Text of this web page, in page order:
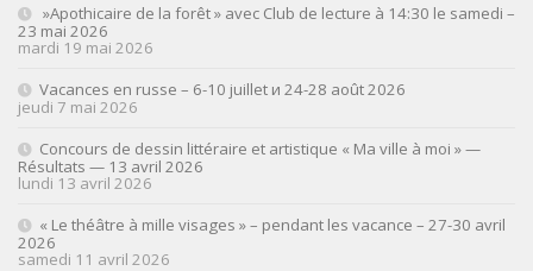
»Apothicaire de la forêt » avec Club de lecture à 14:30 le samedi –
23 mai 2026
mardi 19 mai 2026
Vacances en russe – 6-10 juillet и 24-28 août 2026
jeudi 7 mai 2026
Concours de dessin littéraire et artistique « Ma ville à moi » —
Résultats — 13 avril 2026
lundi 13 avril 2026
« Le théâtre à mille visages » – pendant les vacance – 27-30 avril
2026
samedi 11 avril 2026